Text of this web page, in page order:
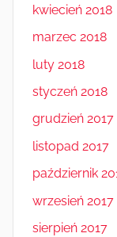
kwiecień 2018
marzec 2018
luty 2018
styczeń 2018
grudzień 2017
listopad 2017
październik
wrzesień 2017
sierpień 2017